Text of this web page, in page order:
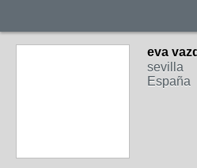
eva
sevilla
España